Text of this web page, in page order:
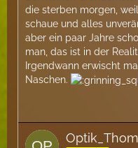
die sterben morgen,
schaue und alles
aber ein paar Jahre
man, das ist in der
Irgendwann erwischt
Naschen.